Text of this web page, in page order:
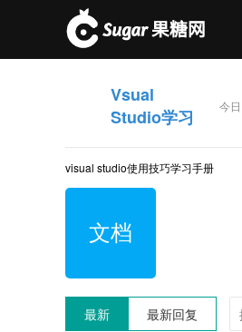
Vsual
Studio学习
今日
visual studio使用技巧学习手册
文档
最新 最新回复